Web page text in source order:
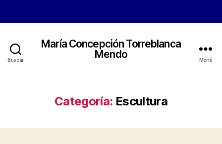
Buscar
María Concepción Torreblanca
Mendo
Menú
Categoría: Escultura